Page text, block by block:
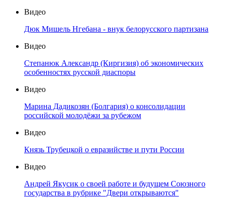
Видео
Дюк Мишель Нгебана - внук белорусского партизана
Видео
Степанюк Александр (Киргизия) об экономических
особенностях русской диаспоры
Видео
Марина Дадикозян (Болгария) о консолидации
российской молодёжи за рубежом
Видео
Князь Трубецкой о евразийстве и пути России
Видео
Андрей Якусик о своей работе и будущем Союзного
государства в рубрике "Двери открываются"